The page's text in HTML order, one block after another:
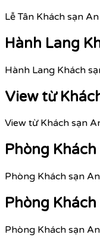
Lễ Tân Khách sạn
Hành Lang
Hành Lang Khách
View từ
View từ Khách sạn
Phòng
Phòng Khách sạn
Phòng
Phòng Khách sạn